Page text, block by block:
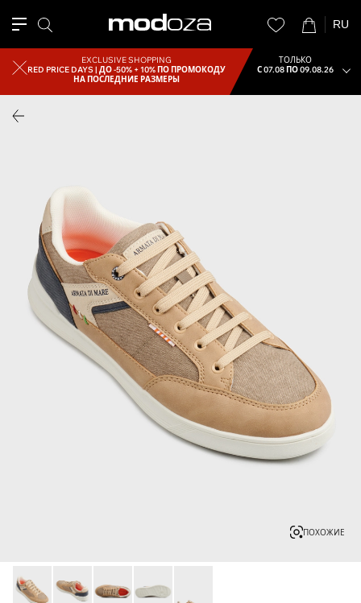
RU
EXCLUSIVE SHOPPING
RED PRICE DAYS |ДО -50% + 10% ПО ПРОМОКОДУ
НА ПОСЛЕДНИЕ РАЗМЕРЫ
ТОЛЬКО
С 07.08 ПО 09.08.26
ПОХОЖИЕ